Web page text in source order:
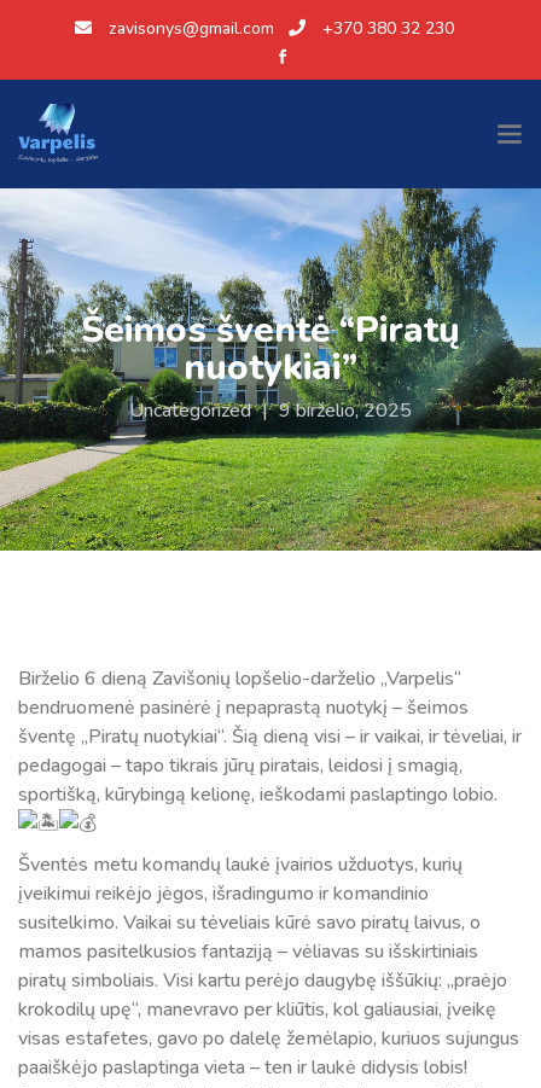
zavisonys@gmail.com +370 380 32 230
Šeimos šventė “Piratų
nuotykiai”
Uncategorized | 9 birželio, 2025
Birželio 6 dieną Zavišonių lopšelio-darželio „Varpelis“
bendruomenė pasinėrė į nepaprastą nuotykį – šeimos
šventę „Piratų nuotykiai“. Šią dieną visi – ir vaikai, ir tėveliai, ir
pedagogai – tapo tikrais jūrų piratais, leidosi į smagią,
sportišką, kūrybingą kelionę, ieškodami paslaptingo lobio.
Šventės metu komandų laukė įvairios užduotys, kurių
įveikimui reikėjo jėgos, išradingumo ir komandinio
susitelkimo. Vaikai su tėveliais kūrė savo piratų laivus, o
mamos pasitelkusios fantaziją – vėliavas su išskirtiniais
piratų simboliais. Visi kartu perėjo daugybę iššūkių: „praėjo
krokodilų upę“, manevravo per kliūtis, kol galiausiai, įveikę
visas estafetes, gavo po dalelę žemėlapio, kuriuos sujungus
paaiškėjo paslaptinga vieta – ten ir laukė didysis lobis!